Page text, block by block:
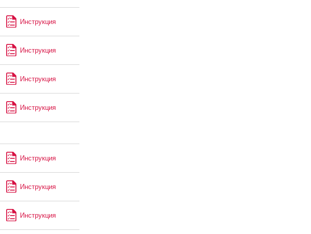
Инструкция
Инструкция
Инструкция
Инструкция
Инструкция
Инструкция
Инструкция